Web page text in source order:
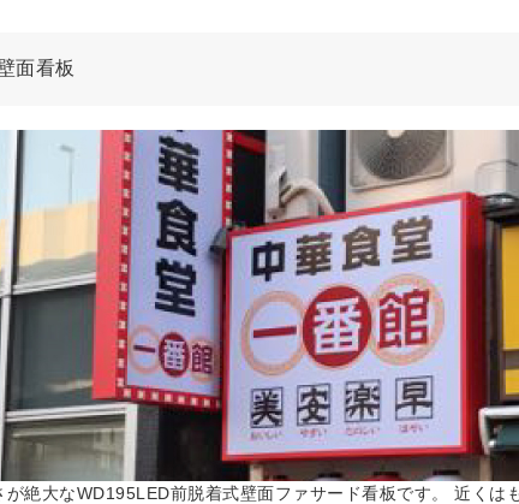
面看板
絶大なWD195LED前脱着式壁面ファサード看板です。 近くは